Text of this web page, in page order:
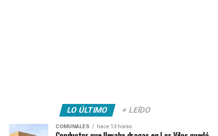
LO ÚLTIMO + LEÍDO
COMUNALES hace 13 horas